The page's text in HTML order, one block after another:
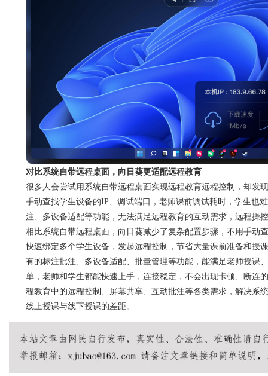
对比系统自带远程桌面，向日葵更适配远程教育
很多人会尝试用系统自带远程桌面实现远程教育远程控制，却发
手动查找学生设备的IP、调试端口，老师课前调试耗时，学生也
注、多设备适配等功能，无法满足远程教育的互动需求，远程操
相比系统自带远程桌面，向日葵减少了复杂配置步骤，不用手动
快速绑定多个学生设备，发起远程控制，节省大量课前准备和授
有的标注批注、多设备适配、批量管理等功能，能满足老师授课
单，老师和学生都能快速上手，连接稳定，不会出现卡顿、断连
程教育中的远程控制、屏幕共享、互动批注等各类需求，解决系
线上授课与线下授课的差距。